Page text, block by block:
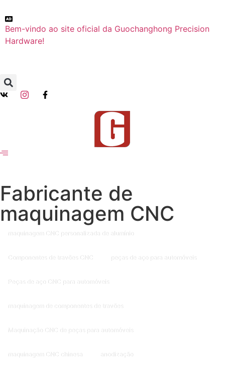
Bem-vindo ao site oficial da Guochanghong Precision
Hardware!
Fabricante de
maquinagem CNC
maquinagem CNC personalizada de alumínio
Componentes de travões CNC peças de aço para automóveis
Peças de aço CNC para automóveis
maquinagem de componentes de travões
Maquinação CNC de peças para automóveis
maquinagem CNC chinesa anodização